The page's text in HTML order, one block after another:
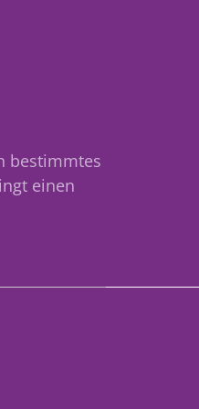
bestimmtes
einen